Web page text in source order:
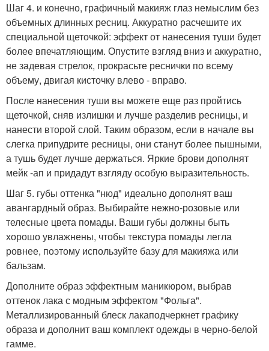
Шаг 4. и конечно, графичный макияж глаз немыслим без
объемных длинных ресниц. Аккуратно расчешите их
специальной щеточкой: эффект от нанесения туши будет
более впечатляющим. Опустите взгляд вниз и аккуратно,
не задевая стрелок, прокрасьте реснички по всему
объему, двигая кисточку влево - вправо.
После нанесения туши вы можете еще раз пройтись
щеточкой, сняв излишки и лучше разделив ресницы, и
нанести второй слой. Таким образом, если в начале вы
слегка припудрите ресницы, они станут более пышными,
а тушь будет лучше держаться. Яркие брови дополнят
мейк -ап и придадут взгляду особую выразительность.
Шаг 5. губы оттенка "нюд" идеально дополнят ваш
авангардный образ. Выбирайте нежно-розовые или
телесные цвета помады. Ваши губы должны быть
хорошо увлажнены, чтобы текстура помады легла
ровнее, поэтому используйте базу для макияжа или
бальзам.
Дополните образ эффектным маникюром, выбрав
оттенок лака с модным эффектом "Фольга".
Металлизированный блеск лакаподчеркнет графику
образа и дополнит ваш комплект одежды в черно-белой
гамме.